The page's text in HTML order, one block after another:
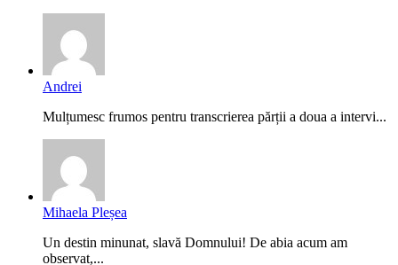
Andrei
Mulțumesc frumos pentru transcrierea părții a doua a intervi...
Mihaela Pleșea
Un destin minunat, slavă Domnului! De abia acum am
observat,...